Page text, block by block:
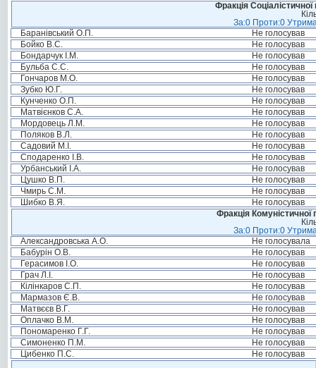
Фракція Соціалістичної
За:0 Проти:0
Баранівський О.П.
Не голосував
Бойко В.С.
Не голосував
Бондарчук І.М.
Не голосував
Бульба С.С.
Не голосував
Гончаров М.О.
Не голосував
Зубко Ю.Г.
Не голосував
Кунченко О.П.
Не голосував
Матвієнков С.А.
Не голосував
Мордовець Л.М.
Не голосував
Поляков В.Л.
Не голосував
Садовий М.І.
Не голосував
Сподаренко І.В.
Не голосував
Урбанський І.А.
Не голосував
Цушко В.П.
Не голосував
Чмирь С.М.
Не голосував
Шибко В.Я.
Не голосував
Фракція Комуністичної
За:0 Проти:0
Александровська А.О.
Не голосувала
Бабурін О.В.
Не голосував
Герасимов І.О.
Не голосував
Грач Л.І.
Не голосував
Кілінкаров С.П.
Не голосував
Мармазов Є.В.
Не голосував
Матвєєв В.Г.
Не голосував
Оплачко В.М.
Не голосував
Пономаренко Г.Г.
Не голосував
Симоненко П.М.
Не голосував
Цибенко П.С.
Не голосував